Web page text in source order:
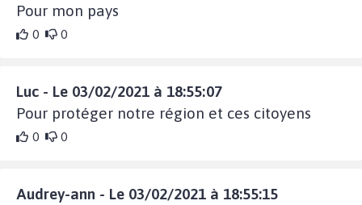
Pour mon pays
0 0
Luc - Le 03/02/2021 à 18:55:07
Pour protéger notre région et ces citoyens
0 0
Audrey-ann - Le 03/02/2021 à 18:55:15